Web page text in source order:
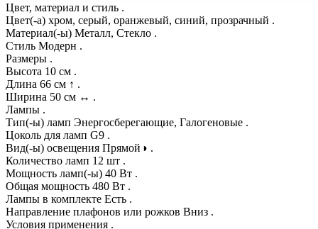
Цвет, материал и стиль .
Цвет(-а) хром, серый, оранжевый, синий, прозрачный .
Материал(-ы) Металл, Стекло .
Стиль Модерн .
Размеры .
Высота 10 см .
Длина 66 см ↑ .
Ширина 50 см ↔ .
Лампы .
Тип(-ы) ламп Энергосберегающие, Галогеновые .
Цоколь для ламп G9 .
Вид(-ы) освещения Прямой◑ .
Количество ламп 12 шт .
Мощность ламп(-ы) 40 Вт .
Общая мощность 480 Вт .
Лампы в комплекте Есть .
Направление плафонов или рожков Вниз .
Условия применения .